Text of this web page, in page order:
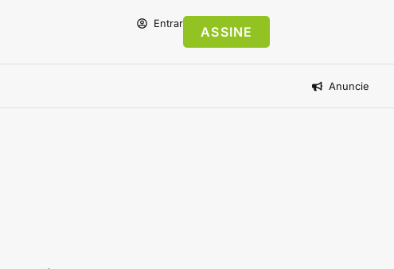
Entrar
ASSINE
Anuncie